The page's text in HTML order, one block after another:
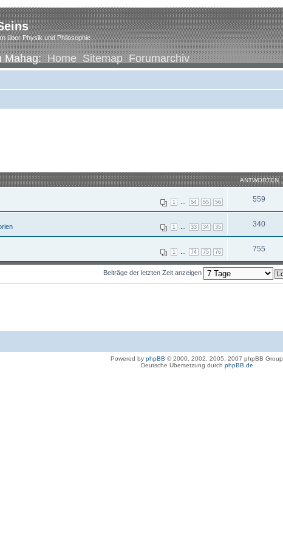
über Physik und Philosophie
Mahag:Home Sitemap Forumarchiv
ANTWORTEN
1 54 55 56 559
1 33 34 35 340
1 74 75 76 755
Beiträge der letzten Zeit anzeigen
Powered by phpBB © 2000, 2002, 2005, 2007 phpBB Group
Deutsche Übersetzung durch phpBB.de